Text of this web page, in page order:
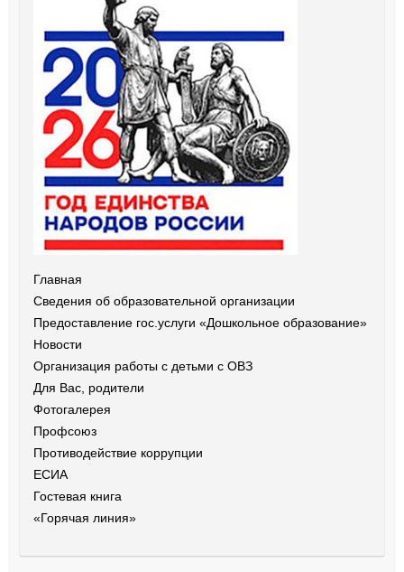
Главная
Сведения об образовательной организации
Предоставление гос.услуги «Дошкольное образование»
Новости
Организация работы с детьми с ОВЗ
Для Вас, родители
Фотогалерея
Профсоюз
Противодействие коррупции
ЕСИА
Гостевая книга
«Горячая линия»